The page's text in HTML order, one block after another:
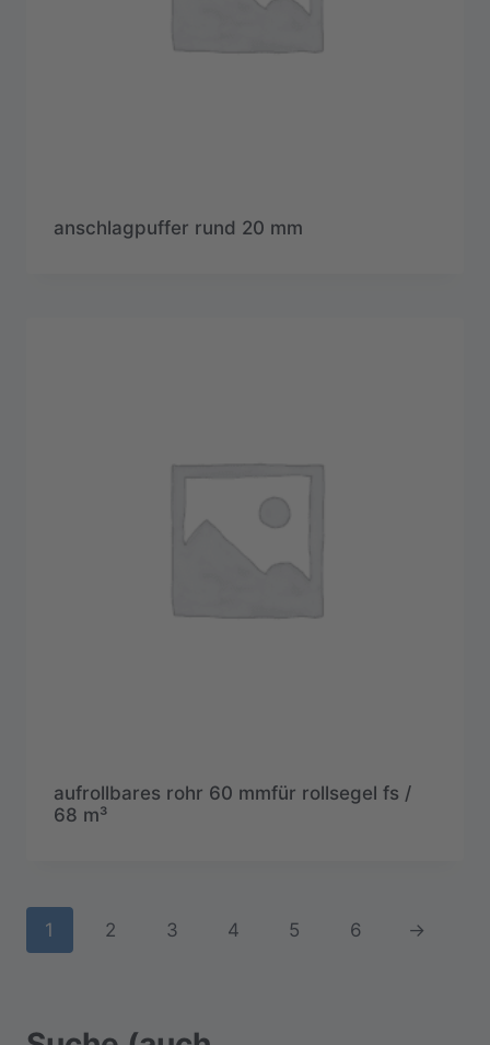
anschlagpuffer rund 20 mm
aufrollbares rohr 60 mmfür rollsegel fs /
68 m³
1 2 3 4 5 6 →